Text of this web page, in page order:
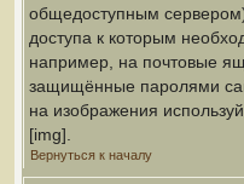
общедоступным
доступа к которым
например, на почтовые
защищённые паролями
на изображения
[img].
Вернуться к началу